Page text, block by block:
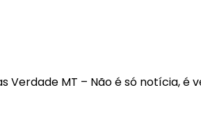
Verdade MT – Não é só notícia, é